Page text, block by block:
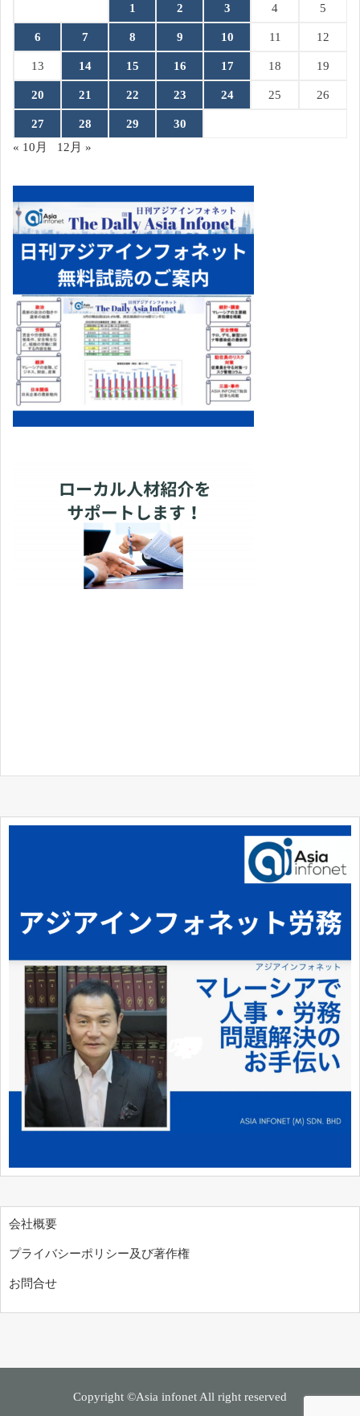
1 2 3 4 5
6 7 8 9 10 11 12
13 14 15 16 17 18 19
20 21 22 23 24 25 26
27 28 29
30
« 10月
12月 »
会社概要
プライバシーポリシー及び著作権
お問合せ
Copyright ©Asia infonet All right reserved